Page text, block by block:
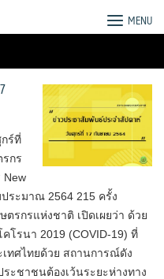
MENU
ร์ที่
กร
New
บประมาณ 2564 215 ครั้ง
รกรแห่งชาติ เปิดเผยว่า ด้วย
โรนา 2019 (COVID-19) ที่
ทศไทยด้วย สถานการณ์ดัง
ระชาชนต้องเว้นระยะห่างทาง